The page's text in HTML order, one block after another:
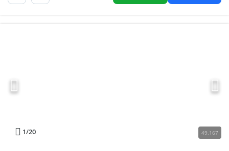
1/20 49.167